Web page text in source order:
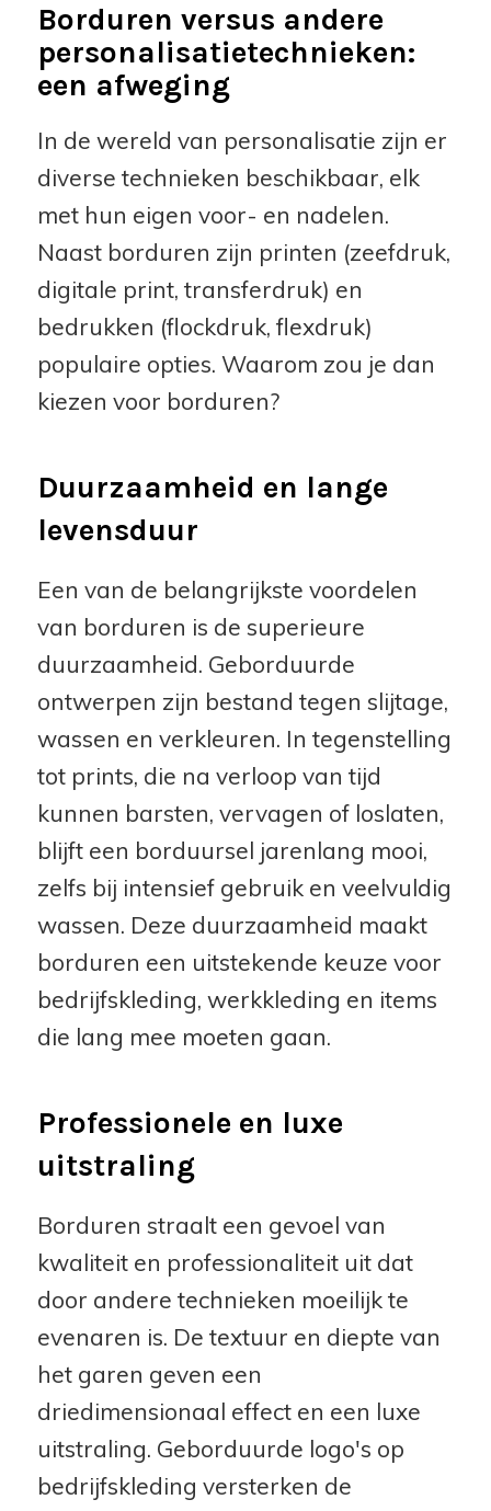
Borduren versus andere
personalisatietechnieken:
een afweging
In de wereld van personalisatie zijn er
diverse technieken beschikbaar, elk
met hun eigen voor- en nadelen.
Naast borduren zijn printen (zeefdruk,
digitale print, transferdruk) en
bedrukken (flockdruk, flexdruk)
populaire opties. Waarom zou je dan
kiezen voor borduren?
Duurzaamheid en lange
levensduur
Een van de belangrijkste voordelen
van borduren is de superieure
duurzaamheid. Geborduurde
ontwerpen zijn bestand tegen slijtage,
wassen en verkleuren. In tegenstelling
tot prints, die na verloop van tijd
kunnen barsten, vervagen of loslaten,
blijft een borduursel jarenlang mooi,
zelfs bij intensief gebruik en veelvuldig
wassen. Deze duurzaamheid maakt
borduren een uitstekende keuze voor
bedrijfskleding, werkkleding en items
die lang mee moeten gaan.
Professionele en luxe
uitstraling
Borduren straalt een gevoel van
kwaliteit en professionaliteit uit dat
door andere technieken moeilijk te
evenaren is. De textuur en diepte van
het garen geven een
driedimensionaal effect en een luxe
uitstraling. Geborduurde logo's op
bedrijfskleding versterken de